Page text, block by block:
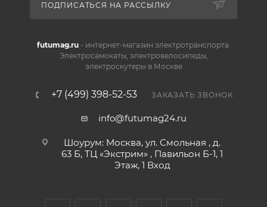
ПОДПИСАТЬСЯ НА РАССЫЛКУ
futumag.ru- интернет-магазин электротранспорта.
Электросамокаты, электровелосипеды,
электроскутеры в Москве
+7 (499) 398-52-53 ЗАКАЗАТЬ ЗВОНОК
info@futumag24.ru
Шоурум: Москва, ул. Смольная , д.
63 Б, ТЦ «Экстрим» , Павильон Б-1, 1
Этаж, 1 Вход